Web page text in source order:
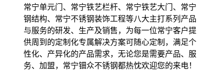
常宁单元门、常宁铁艺栏杆、常宁铁艺大门、常宁
钢结构、常宁不锈钢装饰工程等八大主打系列产品
与服务的研发、生产及销售，为每一位常宁客户提
供周到的定制化专属解决方案可随心定制，满足个
性化、产异化的产品需求，无论您是需要产品、服
务、加盟，常宁钿众不锈钢都热忱欢迎您的来电！